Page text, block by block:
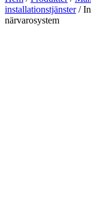
installationstjänster/
närvarosystem